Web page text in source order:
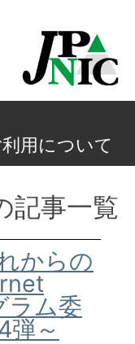
用について
記事一覧
からの
ラム委
弾～